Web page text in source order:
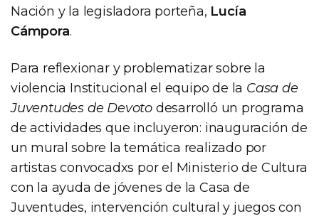
Nación y la legisladora porteña, Lucía
Cámpora.
Para reflexionar y problematizar sobre la
violencia Institucional el equipo de la Casa de
Juventudes de Devoto desarrolló un programa
de actividades que incluyeron: inauguración de
un mural sobre la temática realizado por
artistas convocadxs por el Ministerio de Cultura
con la ayuda de jóvenes de la Casa de
Juventudes, intervención cultural y juegos con